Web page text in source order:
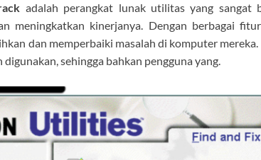
adalah perangkat lunak utilitas yang sangat
meningkatkan kinerjanya. Dengan berbagai
dan memperbaiki masalah di komputer mereka.
digunakan, sehingga bahkan pengguna yang.